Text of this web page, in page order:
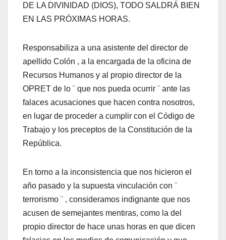
DE LA DIVINIDAD (DIOS), TODO SALDRÁ BIEN
EN LAS PRÓXIMAS HORAS.
Responsabiliza a una asistente del director de
apellido Colón , a la encargada de la oficina de
Recursos Humanos y al propio director de la
OPRET de lo ¨ que nos pueda ocurrir ¨ ante las
falaces acusaciones que hacen contra nosotros,
en lugar de proceder a cumplir con el Código de
Trabajo y los preceptos de la Constitución de la
República.
En torno a la inconsistencia que nos hicieron el
año pasado y la supuesta vinculación con ¨
terrorismo ¨ , consideramos indignante que nos
acusen de semejantes mentiras, como la del
propio director de hace unas horas en que dicen